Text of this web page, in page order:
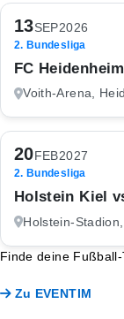
13SEP2026
2. Bundesliga
FC
Voith-Arena,
20 FEB2027
2. Bundesliga
Holstein Kiel
Holstein-
Finde deine
Zu EVENTIM